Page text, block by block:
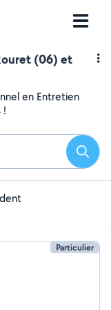
(06) et
en Entretien
!
Particulier